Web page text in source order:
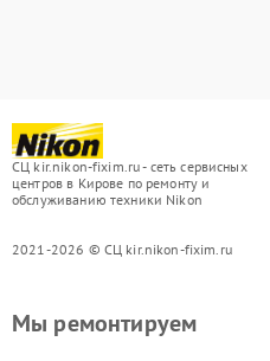
СЦ kir.nikon-fixim.ru - сеть сервисных
центров в Кирове по ремонту и
обслуживанию техники Nikon
2021-2026 © СЦ kir.nikon-fixim.ru
Мы ремонтируем